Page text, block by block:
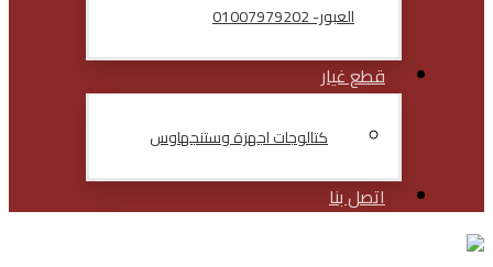
العبور- 01007979202
قطع غيار
كتالوجات اجهزة وستنجهاوس
اتصل بنا